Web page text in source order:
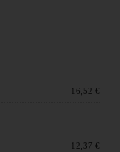
16,52 €
12,37 €